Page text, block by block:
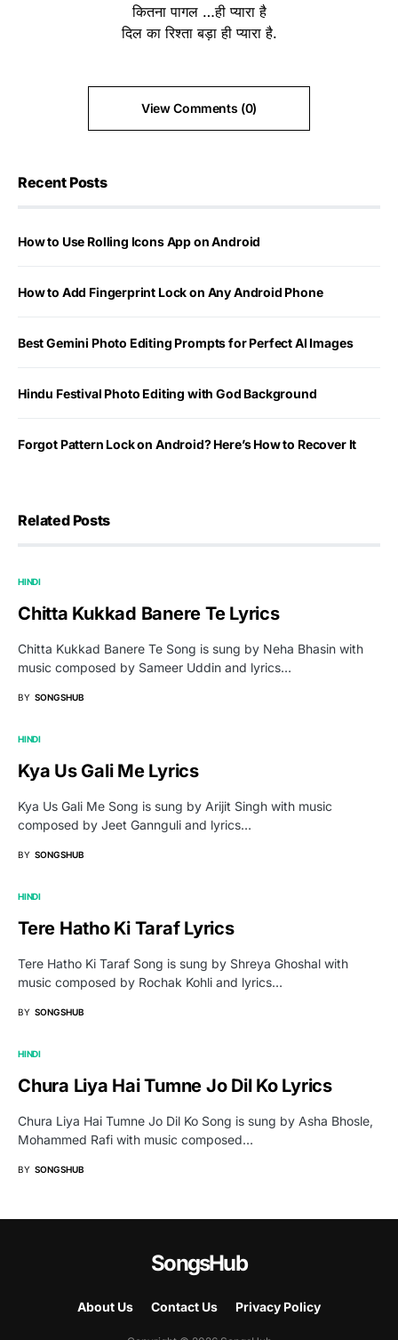
कितना पागल …ही प्यारा है
दिल का रिश्ता बड़ा ही प्यारा है.
View Comments (0)
Recent Posts
How to Use Rolling Icons App on Android
How to Add Fingerprint Lock on Any Android Phone
Best Gemini Photo Editing Prompts for Perfect AI Images
Hindu Festival Photo Editing with God Background
Forgot Pattern Lock on Android? Here’s How to Recover It
Related Posts
HINDI
Chitta Kukkad Banere Te Lyrics
Chitta Kukkad Banere Te Song is sung by Neha Bhasin with
music composed by Sameer Uddin and lyrics…
BY SONGSHUB
HINDI
Kya Us Gali Me Lyrics
Kya Us Gali Me Song is sung by Arijit Singh with music
composed by Jeet Gannguli and lyrics…
BY SONGSHUB
HINDI
Tere Hatho Ki Taraf Lyrics
Tere Hatho Ki Taraf Song is sung by Shreya Ghoshal with
music composed by Rochak Kohli and lyrics…
BY SONGSHUB
HINDI
Chura Liya Hai Tumne Jo Dil Ko Lyrics
Chura Liya Hai Tumne Jo Dil Ko Song is sung by Asha Bhosle,
Mohammed Rafi with music composed…
BY SONGSHUB
SongsHub
About Us Contact Us Privacy Policy